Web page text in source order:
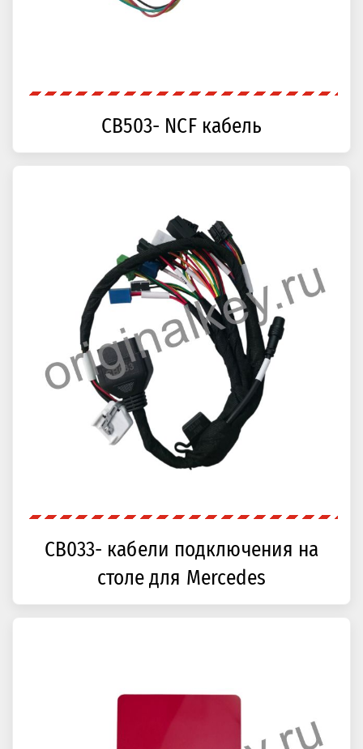
CB503- NCF кабель
CB033- кабели подключения на
столе для Mercedes